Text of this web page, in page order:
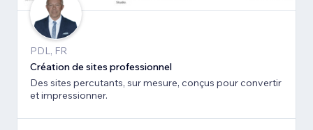
PDL, FR
Création de sites professionnel
Des sites percutants, sur mesure, conçus pour convertir
et impressionner.